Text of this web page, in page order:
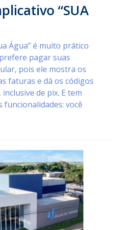
“SUA
Água” é muito prático
pagar suas
pois ele mostra os
faturas e dá os códigos
de pix. E tem
funcionalidades: você